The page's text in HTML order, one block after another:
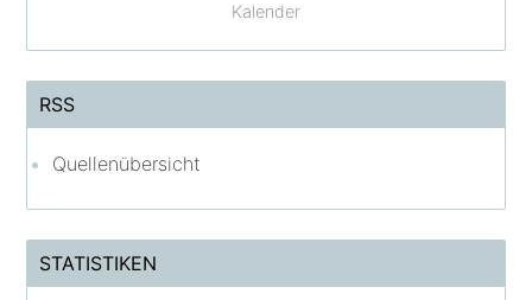
Kalender
RSS
Quellenübersicht
STATISTIKEN